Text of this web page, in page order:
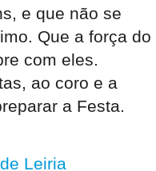
e que não se
Que a força do
com eles.
ao coro e a
a Festa.
Leiria